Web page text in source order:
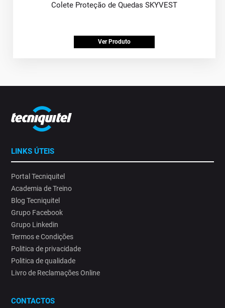
Colete Proteção de Quedas SKYVEST
Ver Produto
LINKS ÚTEIS
Portal Tecniquitel
Academia de Treino
Blog Tecniquitel
Grupo Facebook
Grupo Linkedin
Termos e Condições
Politica de privacidade
Politica de qualidade
Livro de Reclamações Online
CONTACTOS